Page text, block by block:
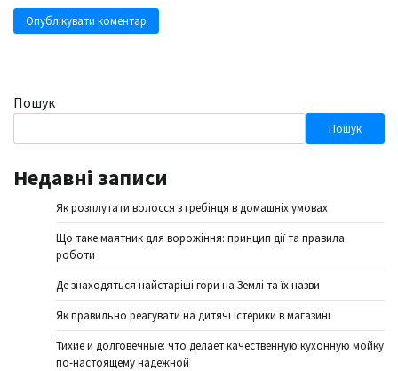
Пошук
Пошук
Недавні записи
Як розплутати волосся з гребінця в домашніх умовах
Що таке маятник для ворожіння: принцип дії та правила
роботи
Де знаходяться найстаріші гори на Землі та їх назви
Як правильно реагувати на дитячі істерики в магазині
Тихие и долговечные: что делает качественную кухонную мойку
по-настоящему надежной